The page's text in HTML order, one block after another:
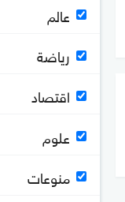
عالم
رياضة
اقتصاد
علوم
منوعات